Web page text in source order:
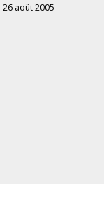
26 août 2005